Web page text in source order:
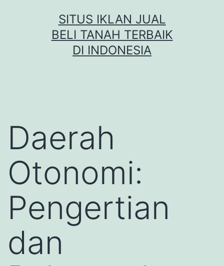
SITUS IKLAN JUAL
BELI TANAH TERBAIK
DI INDONESIA
Daerah
Otonomi:
Pengertian
dan